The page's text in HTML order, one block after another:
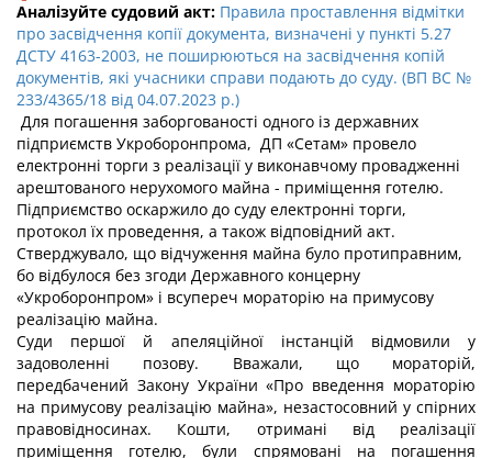
Аналізуйте судовий акт: Правила проставлення відмітки
про засвідчення копії документа, визначені у пункті 5.27
ДСТУ 4163-2003, не поширюються на засвідчення копій
документів, які учасники справи подають до суду. (ВП ВС №
233/4365/18 від 04.07.2023 р.)
Для погашення заборгованості одного із державних
підприємств Укроборонпрома, ДП «Сетам» провело
електронні торги з реалізації у виконавчому провадженні
арештованого нерухомого майна - приміщення готелю.
Підприємство оскаржило до суду електронні торги,
протокол їх проведення, а також відповідний акт.
Стверджувало, що відчуження майна було протиправним,
бо відбулося без згоди Державного концерну
«Укроборонпром» і всупереч мораторію на примусову
реалізацію майна.
Суди першої й апеляційної інстанцій відмовили у
задоволенні позову. Вважали, що мораторій,
передбачений Закону України «Про введення мораторію
на примусову реалізацію майна», незастосовний у спірних
правовідносинах. Кошти, отримані від реалізації
приміщення готелю, були спрямовані на погашення